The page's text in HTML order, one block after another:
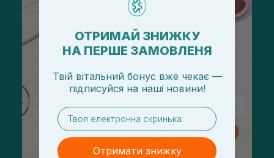
ОТРИМАЙ ЗНИЖКУ
НА ПЕРШЕ ЗАМОВЛЕНЯ
Твій вітальний бонус вже чекає —
підписуйся на наші новини!
email
Отримати знижку